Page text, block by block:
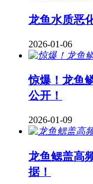
龙鱼水质恶
2026-01-06
惊爆！龙鱼
公开！
2026-01-09
龙鱼鳃盖高
据！